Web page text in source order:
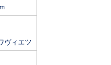
ヴィエツ